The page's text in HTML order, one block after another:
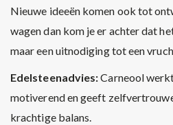
Nieuwe ideeën komen ook tot
wagen dan kom je er achter dat
maar een uitnodiging tot een
Edelsteenadvies:Carneool
motiverend en geeft
krachtige balans.